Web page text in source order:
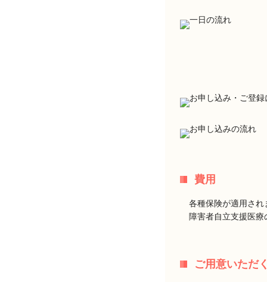
費用
各種保険が適用され
障害者自立支援医
ご用意いただ